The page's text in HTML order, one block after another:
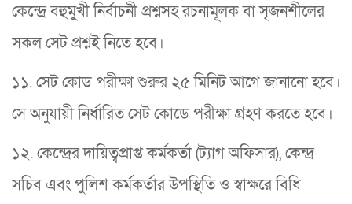
কেন্দ্রে বহুমুখী নির্বাচনী প্রশ্নসহ রচনামূলক বা সৃজনশীলের
সকল সেট প্রশ্নই নিতে হবে।
১১. সেট কোড পরীক্ষা শুরুর ২৫ মিনিট আগে জানানো হবে।
সে অনুযায়ী নির্ধারিত সেট কোডে পরীক্ষা গ্রহণ করতে হবে।
১২. কেন্দ্রের দায়িত্বপ্রাপ্ত কর্মকর্তা (ট্যাগ অফিসার), কেন্দ্র
সচিব এবং পুলিশ কর্মকর্তার উপস্থিতি ও স্বাক্ষরে বিধি